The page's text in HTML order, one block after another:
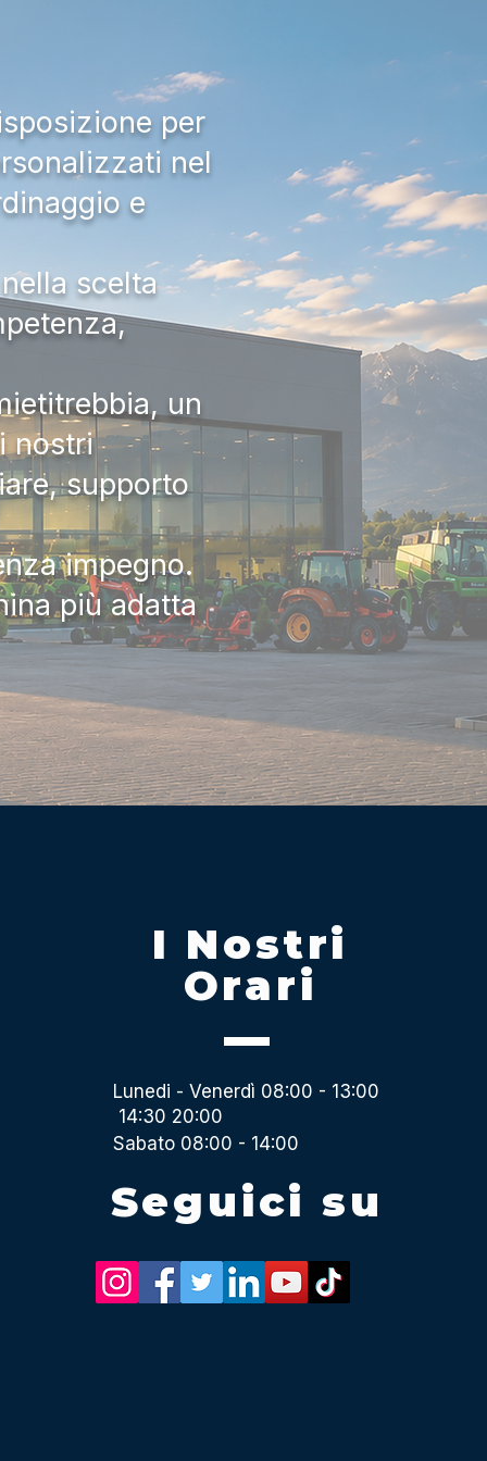
per
nel
e
scelta
un
nostri
supporto
impegno.
più adatta
I Nostri
Orari
Lunedi - Venerdì 08:00 - 13:00
14:30 20:00
Sabato 08:00 - 14:00
Seguici su